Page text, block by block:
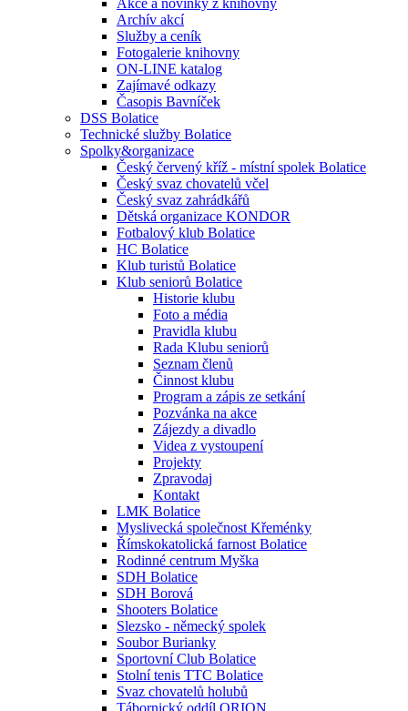
Akce a novinky z knihovny
Archív akcí
Služby a ceník
Fotogalerie knihovny
ON-LINE katalog
Zajímavé odkazy
Časopis Bavníček
DSS Bolatice
Technické služby Bolatice
Spolky&organizace
Český červený kříž - místní spolek Bolatice
Český svaz chovatelů včel
Český svaz zahrádkářů
Dětská organizace KONDOR
Fotbalový klub Bolatice
HC Bolatice
Klub turistů Bolatice
Klub seniorů Bolatice
Historie klubu
Foto a média
Pravidla klubu
Rada Klubu seniorů
Seznam členů
Činnost klubu
Program a zápis ze setkání
Pozvánka na akce
Zájezdy a divadlo
Videa z vystoupení
Projekty
Zpravodaj
Kontakt
LMK Bolatice
Myslivecká společnost Křeménky
Římskokatolická farnost Bolatice
Rodinné centrum Myška
SDH Bolatice
SDH Borová
Shooters Bolatice
Slezsko - německý spolek
Soubor Burianky
Sportovní Club Bolatice
Stolní tenis TTC Bolatice
Svaz chovatelů holubů
Tábornický oddíl ORION